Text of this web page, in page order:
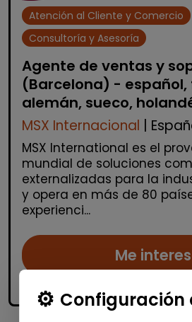
Atención al Cliente y Comercio
Consultoría y Asesoría
Agente de ventas y
(Barcelona) - español,
alemán, sueco,
MSX Internacional |
MSX International es el
mundial de soluciones
externalizadas para la
y opera en más de 80
experienci...
Me
accessibility_new Personas
Configuración